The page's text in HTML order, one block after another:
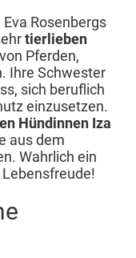
Rosenbergs
tierlieben
Pferden,
Ihre Schwester
sich beruflich
einzusetzen.
Hündinnen Iza
aus dem
Wahrlich ein